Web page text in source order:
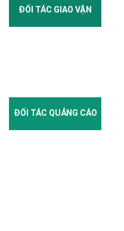
ĐỐI TÁC GIAO VẬN
ĐỐI TÁC QUẢNG CÁO